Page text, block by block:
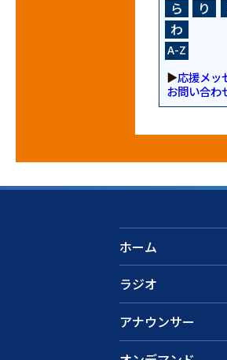
ら
り
わ
A-Z
▶応援メッ
お問い合わ
ホーム
ラジオ
アナウンサー